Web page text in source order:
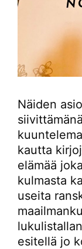
Näiden
kautta
elämää
kulmasta
useita
esitellä jo